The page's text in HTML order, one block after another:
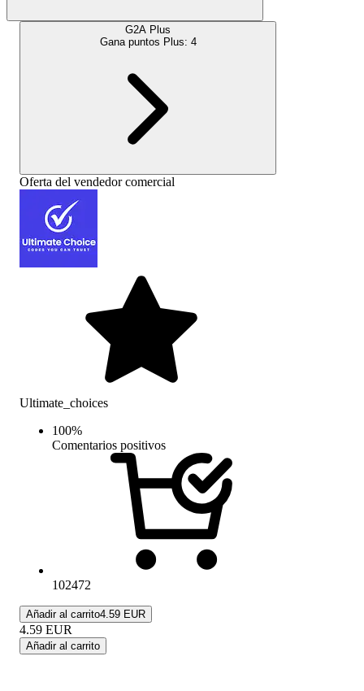
G2A Plus
Gana puntos Plus: 4
Oferta del vendedor comercial
Ultimate_choices
100%
Comentarios positivos
102472
Añadir al carrito4.59 EUR
4.59 EUR
Añadir al carrito